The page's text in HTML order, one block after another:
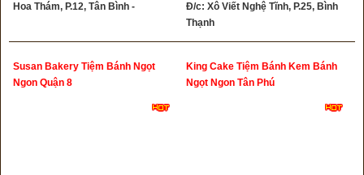
Hoa Thám, P.12, Tân Bình -
Đ/c: Xô Viết Nghệ Tĩnh, P.25, Bình
Thạnh
Susan Bakery Tiệm Bánh Ngọt
Ngon Quận 8
King Cake Tiệm Bánh Kem Bánh
Ngọt Ngon Tân Phú